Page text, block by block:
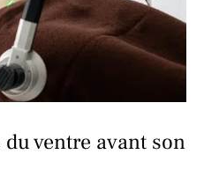
ventre avant son